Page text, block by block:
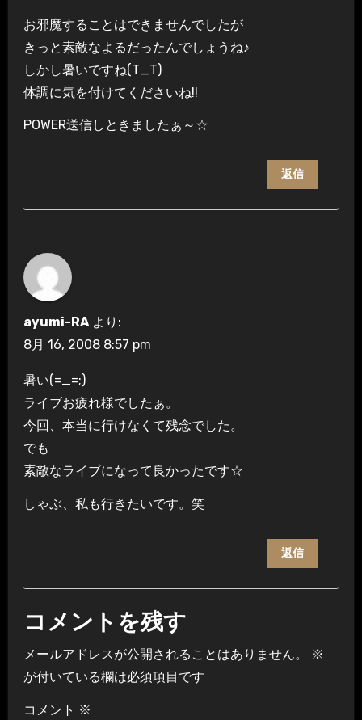
お邪魔することはできませんでしたが
きっと素敵なよるだったんでしょうね♪
しかし暑いですね(T_T)
体調に気を付けてくださいね!!
POWER送信しときましたぁ～☆
返信
ayumi-RA より:
8月 16, 2008 8:57 pm
暑い(=_=;)
ライブお疲れ様でしたぁ。
今回、本当に行けなくて残念でした。
でも
素敵なライブになって良かったです☆
しゃぶ、私も行きたいです。笑
返信
コメントを残す
メールアドレスが公開されることはありません。
※
が付いている欄は必須項目です
コメント ※